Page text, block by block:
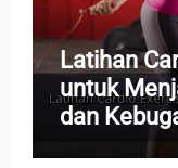
Latihan
untuk
dan